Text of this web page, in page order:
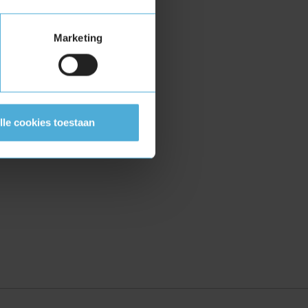
Marketing
cookies toestaan